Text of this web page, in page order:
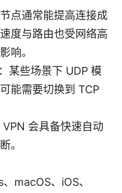
点通常能提高连接成
度与路由也受网络高
响。
某些场景下 UDP 模
能需要切换到 TCP
会具备快速自动
。
macOS、iOS、